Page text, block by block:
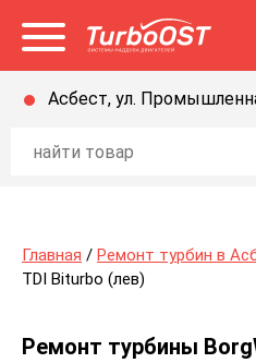
Открыть меню
Асбест, ул.
Главная / Ремонт турбин в
TDI Biturbo (лев)
Ремонт турбины